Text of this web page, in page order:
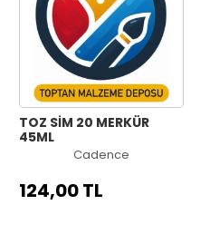
TOZ SİM 20 MERKÜR
45ML
Cadence
124,00 TL